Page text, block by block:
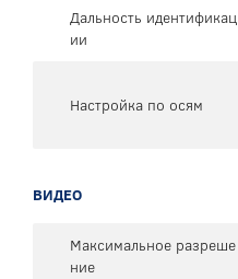
Дальность идентификац
ии
Настройка по осям
ВИДЕО
Максимальное разреше
ние